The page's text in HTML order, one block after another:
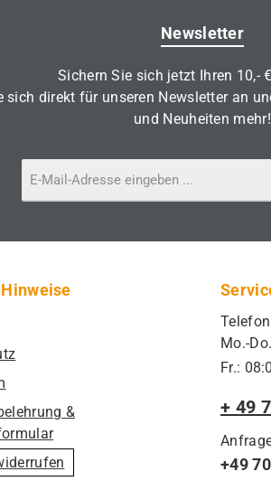
Newsletter
Sichern Sie sich jetzt Ihren 10,-
sich direkt für unseren Newsletter an
und Neuheiten mehr!
Mo.-
Fr.:
+ 49
+49
&